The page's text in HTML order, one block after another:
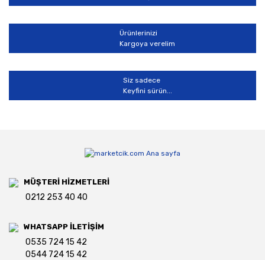
Gönder
Ürünlerinizi
Kargoya verelim
Siz sadece
Keyfini sürün...
MÜŞTERİ HİZMETLERİ
0212 253 40 40
WHATSAPP İLETİŞİM
0535 724 15 42
0544 724 15 42